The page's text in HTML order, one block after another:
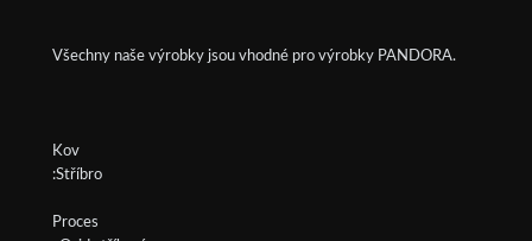
Všechny naše výrobky jsou vhodné pro výrobky PANDORA.
Kov
:Stříbro
Proces